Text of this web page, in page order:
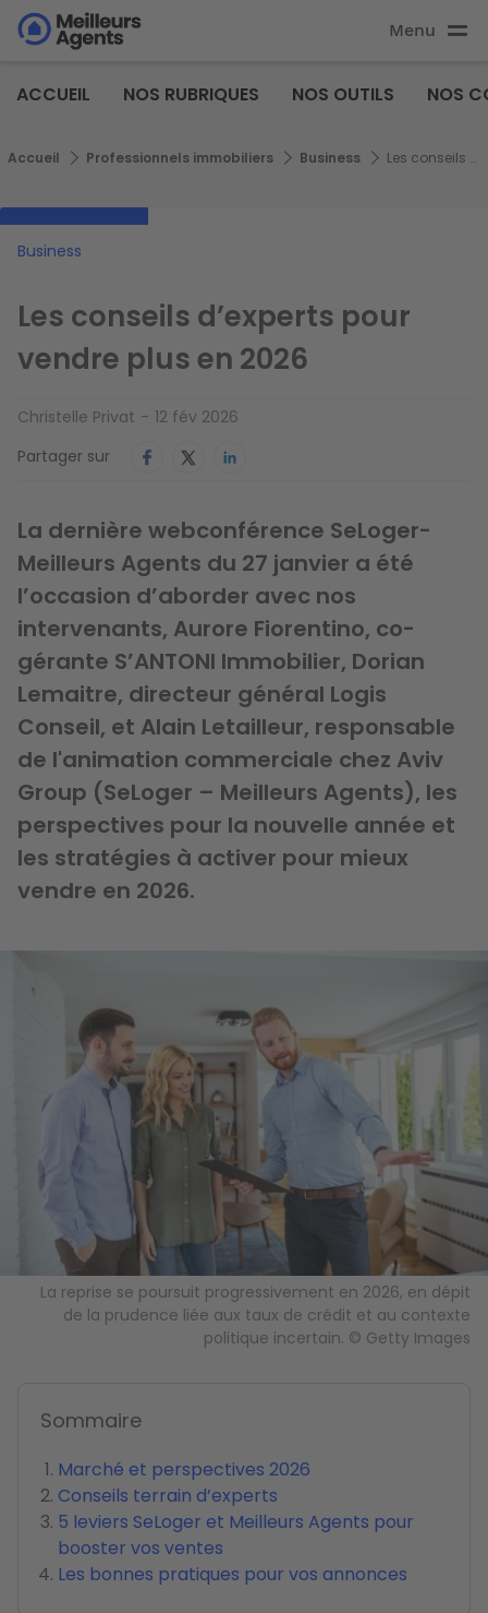
Aller
au
principal
Aller au
principal
Menu
Agents
ACCUEIL NOS RUBRIQUES NOS OUTILS NOS
Fil d'Ariane
Accueil Professionnels immobiliers Business Les conseils d’experts pour vendre plus en 2026
Business
Les conseils d’experts pour
vendre plus en 2026
Christelle Privat
12 fév 2026
Partager sur
La dernière webconférence SeLoger-
Meilleurs Agents du 27 janvier a été
l’occasion d’aborder avec nos
intervenants, Aurore Fiorentino, co-
gérante S’ANTONI Immobilier, Dorian
Lemaitre, directeur général Logis
Conseil, et Alain Letailleur, responsable
de l'animation commerciale chez Aviv
Group (SeLoger – Meilleurs Agents), les
perspectives pour la nouvelle année et
les stratégies à activer pour mieux
vendre en 2026.
La reprise se poursuit progressivement en 2026, en dépit
de la prudence liée aux taux de crédit et au contexte
politique incertain. © Getty Images
Sommaire
Marché et perspectives 2026
Conseils terrain d’experts
5 leviers SeLoger et Meilleurs Agents pour
booster vos ventes
Les bonnes pratiques pour vos annonces